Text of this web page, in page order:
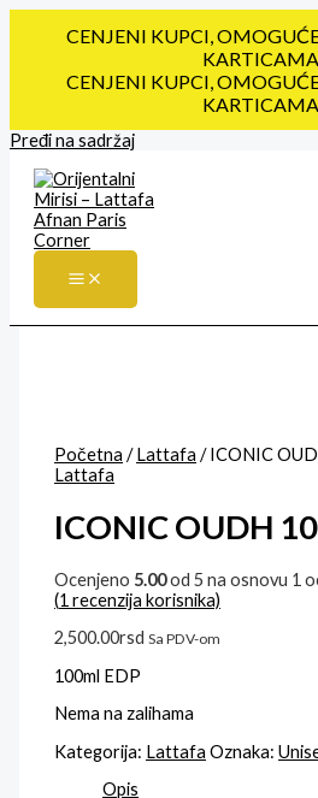
CENJENI KUPCI,
CENJENI KUPCI,
Pređi na sadržaj
Početna /Lattafa / ICONIC
Lattafa
ICONIC OUDH
Ocenjeno 5.00od 5 na osnovu 1
(1 recenzija korisnika)
2,500.00rsd Sa PDV-om
100ml EDP
Nema na zalihama
Kategorija: Lattafa Oznaka:
Opis